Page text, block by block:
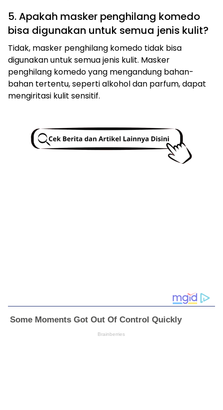
5. Apakah masker penghilang komedo
bisa digunakan untuk semua jenis kulit?
Tidak, masker penghilang komedo tidak bisa
digunakan untuk semua jenis kulit. Masker
penghilang komedo yang mengandung bahan-
bahan tertentu, seperti alkohol dan parfum, dapat
mengiritasi kulit sensitif.